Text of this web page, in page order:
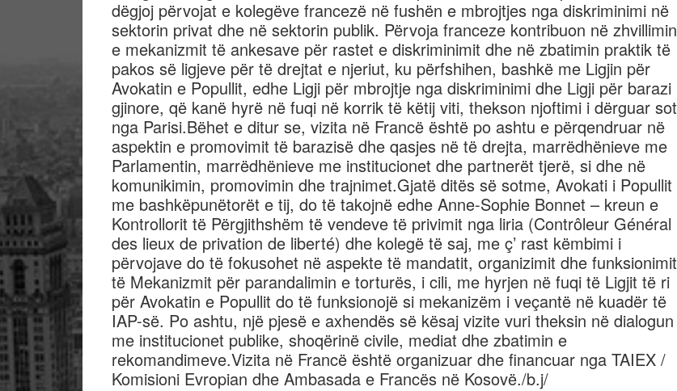
dëgjoj përvojat e kolegëve francezë në fushën e mbrojtjes nga diskriminimi në
sektorin privat dhe në sektorin publik. Përvoja franceze kontribuon në zhvillimin
e mekanizmit të ankesave për rastet e diskriminimit dhe në zbatimin praktik të
pakos së ligjeve për të drejtat e njeriut, ku përfshihen, bashkë me Ligjin për
Avokatin e Popullit, edhe Ligji për mbrojtje nga diskriminimi dhe Ligji për barazi
gjinore, që kanë hyrë në fuqi në korrik të këtij viti, thekson njoftimi i dërguar sot
nga Parisi.Bëhet e ditur se, vizita në Francë është po ashtu e përqendruar në
aspektin e promovimit të barazisë dhe qasjes në të drejta, marrëdhënieve me
Parlamentin, marrëdhënieve me institucionet dhe partnerët tjerë, si dhe në
komunikimin, promovimin dhe trajnimet.Gjatë ditës së sotme, Avokati i Popullit
me bashkëpunëtorët e tij, do të takojnë edhe Anne-Sophie Bonnet – kreun e
Kontrollorit të Përgjithshëm të vendeve të privimit nga liria (Contrôleur Général
des lieux de privation de liberté) dhe kolegë të saj, me ç’ rast këmbimi i
përvojave do të fokusohet në aspekte të mandatit, organizimit dhe funksionimit
të Mekanizmit për parandalimin e torturës, i cili, me hyrjen në fuqi të Ligjit të ri
për Avokatin e Popullit do të funksionojë si mekanizëm i veçantë në kuadër të
IAP-së. Po ashtu, një pjesë e axhendës së kësaj vizite vuri theksin në dialogun
me institucionet publike, shoqërinë civile, mediat dhe zbatimin e
rekomandimeve.Vizita në Francë është organizuar dhe financuar nga TAIEX /
Komisioni Evropian dhe Ambasada e Francës në Kosovë./b.j/